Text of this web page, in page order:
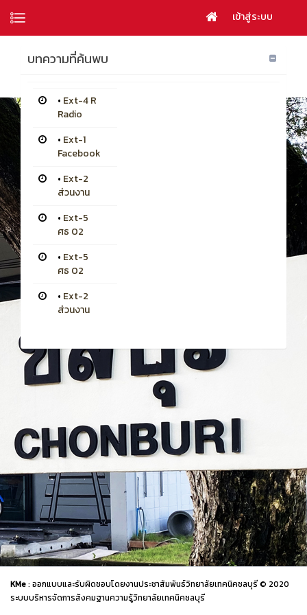
เข้าสู่ระบบ
บทความที่ค้นพบ
• Ext-4 R
Radio
• Ext-1
Facebook
• Ext-2
ส่วนงาน
• Ext-5
ศธ 02
• Ext-5
ศธ 02
• Ext-2
ส่วนงาน
KMe: ออกแบบและรับผิดชอบโดยงานประชาสัมพันธ์วิทยาลัยเทคนิคชลบุรี © 2020
ระบบบริหารจัดการสังคมฐานความรู้วิทยาลัยเทคนิคชลบุรี